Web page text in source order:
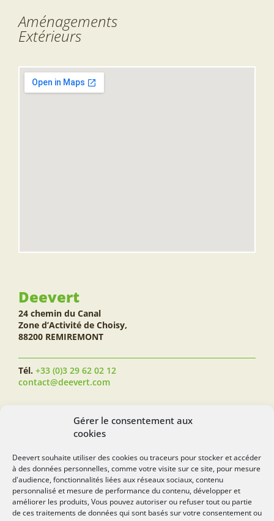
Gérer le consentement aux
cookies
Deevert souhaite utiliser des cookies ou traceurs pour stocker et accéder
à des données personnelles, comme votre visite sur ce site, pour mesure
d'audience, fonctionnalités liées aux réseaux sociaux, contenu
personnalisé et mesure de performance du contenu, développer et
améliorer les produits, Vous pouvez autoriser ou refuser tout ou partie
de ces traitements de données qui sont basés sur votre consentement ou
Aménagements
Extérieurs
Deevert
24 chemin du Canal
Zone d’Activité de Choisy,
88200 REMIREMONT
Tél. +33 (0)3 29 62 02 12
contact@deevert.com
SUIVEZ-NOUS...
deevert.com